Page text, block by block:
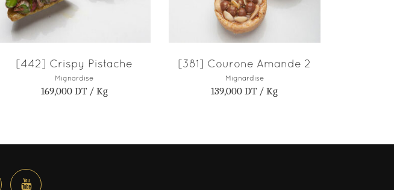
[442] Crispy Pistache
Mignardise
169,000DT / Kg
[381] Courone Amande 2
Mignardise
139,000 DT / Kg